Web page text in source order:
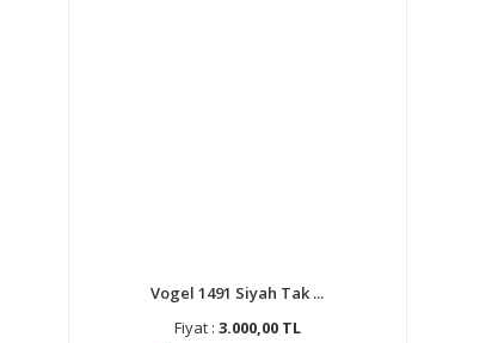
Vogel 1491 Siyah Tak ...
Fiyat : 3.000,00 TL